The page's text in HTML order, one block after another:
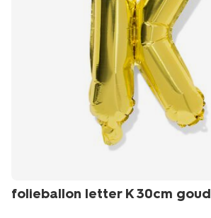
folieballon letter K 30cm goud